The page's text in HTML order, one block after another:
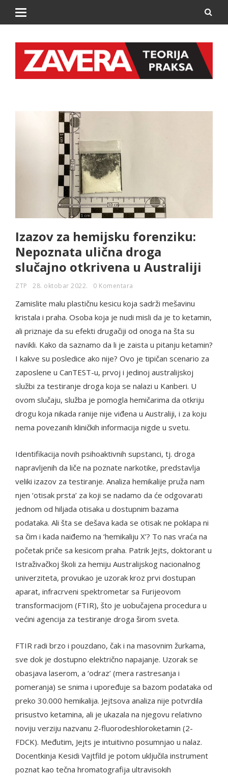
Izazov za hemijsku forenziku:
Nepoznata ulična droga
slučajno otkrivena u Australiji
ZTP 28. oktobar 2022. 0 Komentara
Zamislite malu plastičnu kesicu koja sadrži mešavinu
kristala i praha. Osoba koja je nudi misli da je to ketamin,
ali priznaje da su efekti drugačiji od onoga na šta su
navikli. Kako da saznamo da li je zaista u pitanju ketamin?
I kakve su posledice ako nije? Ovo je tipičan scenario za
zaposlene u CanTEST-u, prvoj i jedinoj australijskoj
službi za testiranje droga koja se nalazi u Kanberi. U
ovom slučaju, služba je pomogla hemičarima da otkriju
drogu koja nikada ranije nije viđena u Australiji, i za koju
nema povezanih kliničkih informacija nigde u svetu.
Identifikacija novih psihoaktivnih supstanci, tj. droga
napravljenih da liče na poznate narkotike, predstavlja
veliki izazov za testiranje. Analiza hemikalije pruža nam
njen ‘otisak prsta’ za koji se nadamo da će odgovarati
jednom od hiljada otisaka u dostupnim bazama
podataka. Ali šta se dešava kada se otisak ne poklapa ni
sa čim i kada naiđemo na ‘hemikaliju X’? To nas vraća na
početak priče sa kesicom praha. Patrik Jejts, doktorant u
Istraživačkoj školi za hemiju Australijskog nacionalnog
univerziteta, provukao je uzorak kroz prvi dostupan
aparat, infracrveni spektrometar sa Furijeovom
transformacijom (FTIR), što je uobučajena procedura u
većini agencija za testiranje droga širom sveta.
FTIR radi brzo i pouzdano, čak i na masovnim žurkama,
sve dok je dostupno električno napajanje. Uzorak se
obasjava laserom, a ‘odraz’ (mera rastresanja i
pomeranja) se snima i upoređuje sa bazom podataka od
preko 30.000 hemikalija. Jejtsova analiza nije potvrdila
prisustvo ketamina, ali je ukazala na njegovu relativno
noviju verziju nazvanu 2-fluorodeshloroketamin (2-
FDCK). Međutim, Jejts je intuitivno posumnjao u nalaz.
Docentkinja Kesidi Vajtfild je potom uključila instrument
poznat kao tečna hromatografija ultravisokih